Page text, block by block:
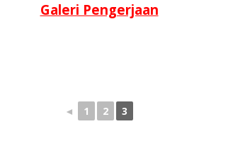
Galeri Pengerjaan
◄ 1 2 3